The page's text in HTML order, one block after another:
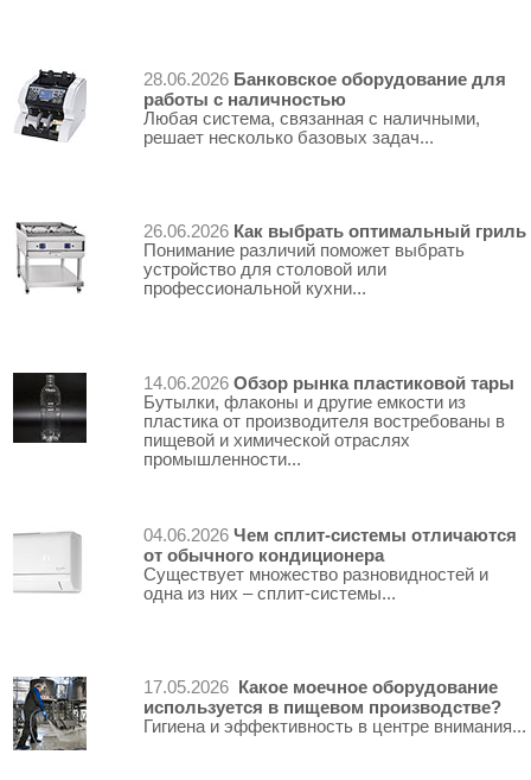
28.06.2026 Банковское оборудование для
работы с наличностью
Любая система, связанная с наличными,
решает несколько базовых задач...
26.06.2026 Как выбрать оптимальный гриль
Понимание различий поможет выбрать
устройство для столовой или
профессиональной кухни...
14.06.2026 Обзор рынка пластиковой тары
Бутылки, флаконы и другие емкости из
пластика от производителя востребованы в
пищевой и химической отраслях
промышленности...
04.06.2026 Чем сплит-системы отличаются
от обычного кондиционера
Существует множество разновидностей и
одна из них – сплит-системы...
17.05.2026 Какое моечное оборудование
используется в пищевом производстве?
Гигиена и эффективность в центре внимания...